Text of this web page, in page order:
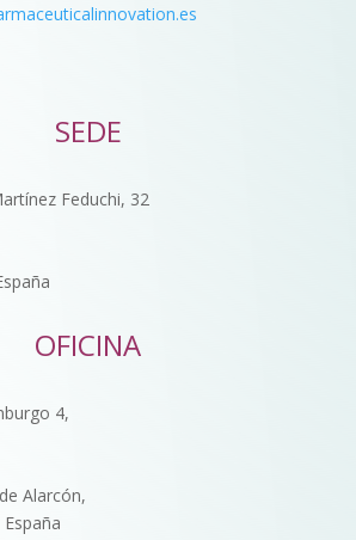
SEDE
Feduchi, 32
OFICINA
4,
Alarcón,